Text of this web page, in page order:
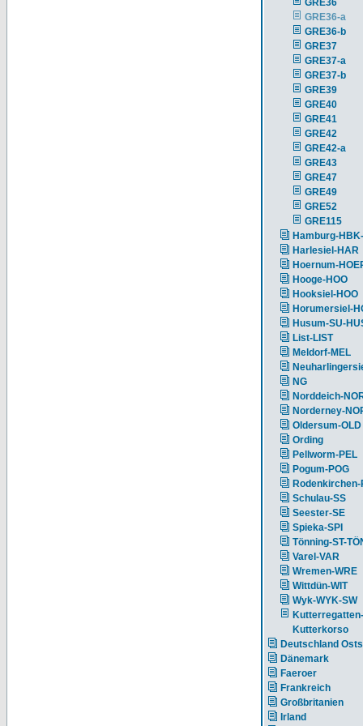
GRE36
GRE36-a
GRE36-b
GRE37
GRE37-a
GRE37-b
GRE39
GRE40
GRE41
GRE42
GRE42-a
GRE43
GRE47
GRE49
GRE52
GRE115
Hamburg-
Harlesiel-HAR
Hoernum-
Hooge-HOO
Hooksiel-HOO
Horumersiel-
Husum-SU-
List-LIST
Meldorf-MEL
NG
Norddeich-
Norderney-
Oldersum-OLD
Ording
Pellworm-PEL
Pogum-POG
Rodenkirchen-
Schulau-SS
Seester-SE
Spieka-SPI
Tönning-ST-
Varel-VAR
Wremen-WRE
Wittdün-WIT
Wyk-WYK-SW
Kutterregatten-
Kutterkorso
Deutschland
Dänemark
Faeroer
Frankreich
Großbritanien
Irland